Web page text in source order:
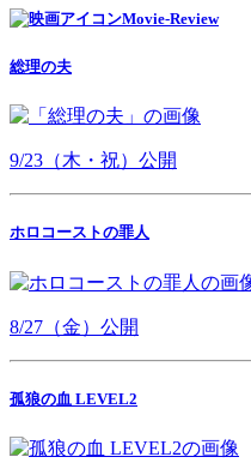
Movie-Review
総理の夫
9/23（木・祝）公開
ホロコーストの罪人
8/27（金）公開
孤狼の血 LEVEL2